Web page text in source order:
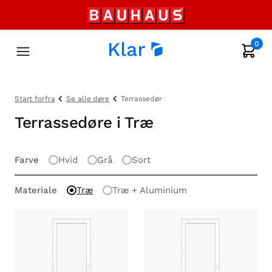
0
Start forfra Se alle døre Terrassedør
Terrassedøre i Træ
Farve Hvid Grå Sort
Materiale Træ Træ + Aluminium